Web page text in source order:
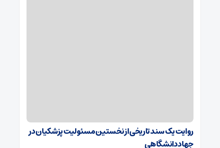
روایت یک سند تاریخی از نخستین مسئولیت پزشکیان در
جهاد دانشگاهی